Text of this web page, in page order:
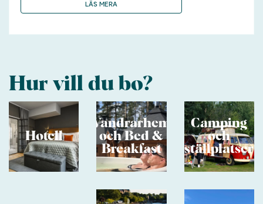
LÄS MERA
Hur vill du bo?
Hotell
Vandrarhem
och Bed &
Breakfast
Camping
och
ställplatser